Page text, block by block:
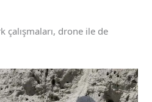
çalışmaları, drone ile de